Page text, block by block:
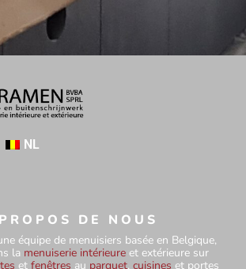
NL
DE NOUS
équipe de menuisiers basée en Belgique,
la menuiserie intérieureet extérieure sur
et fenêtres au parquet, cuisines et portes